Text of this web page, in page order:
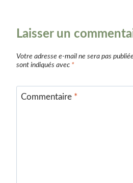
Laisser un
Votre adresse e-mail ne sera pas
sont indiqués avec *
Commentaire *